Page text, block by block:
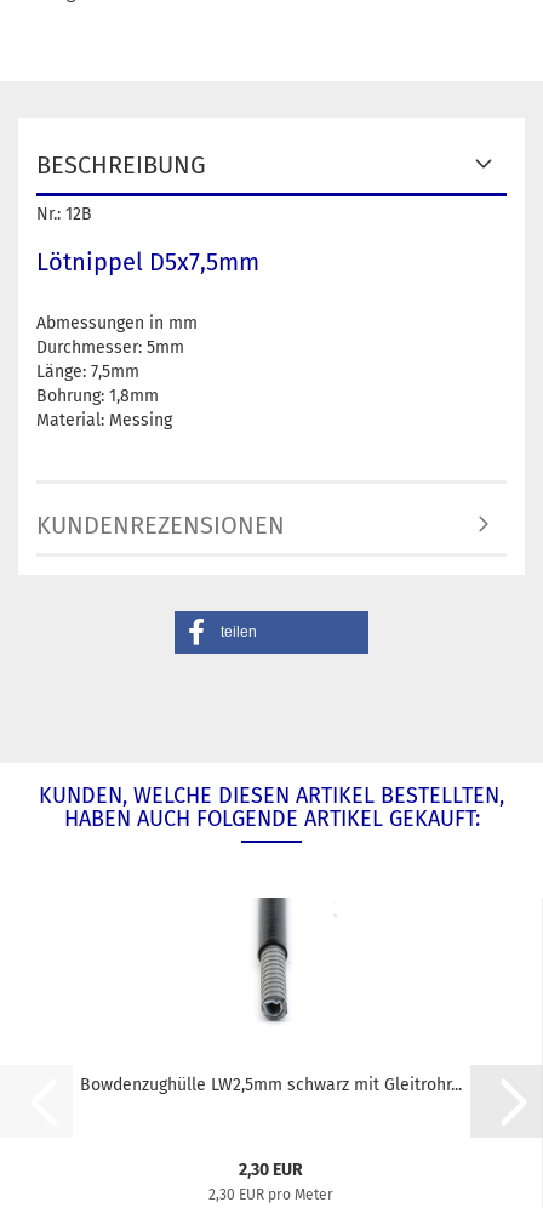
BESCHREIBUNG
Nr.: 12B
Lötnippel D5x7,5mm
Abmessungen in mm
Durchmesser: 5mm
Länge: 7,5mm
Bohrung: 1,8mm
Material: Messing
KUNDENREZENSIONEN
teilen
KUNDEN, WELCHE DIESEN ARTIKEL BESTELLTEN,
HABEN AUCH FOLGENDE ARTIKEL GEKAUFT:
Bowdenzughülle LW2,5mm schwarz mit Gleitrohr...
2,30 EUR
2,30 EUR pro Meter